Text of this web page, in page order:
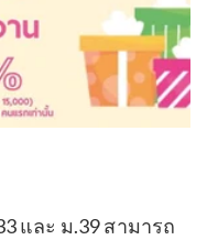
และ ม.39 สามารถ